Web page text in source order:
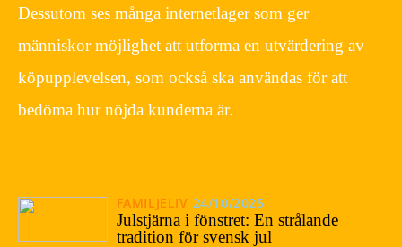
Dessutom ses många internetlager som ger
människor möjlighet att utforma en utvärdering av
köpupplevelsen, som också ska användas för att
bedöma hur nöjda kunderna är.
FAMILJELIV 24/10/2025
Julstjärna i fönstret: En strålande
tradition för svensk jul